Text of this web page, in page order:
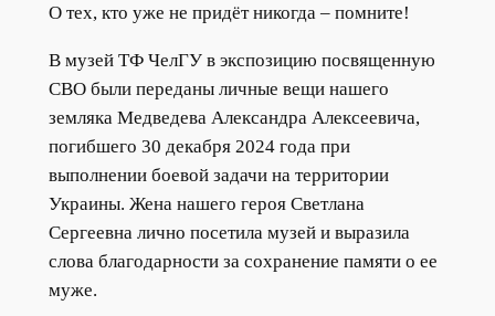
О тех, кто уже не придёт никогда – помните!
В музей ТФ ЧелГУ в экспозицию посвященную
СВО были переданы личные вещи нашего
земляка Медведева Александра Алексеевича,
погибшего 30 декабря 2024 года при
выполнении боевой задачи на территории
Украины. Жена нашего героя Светлана
Сергеевна лично посетила музей и выразила
слова благодарности за сохранение памяти о ее
муже.